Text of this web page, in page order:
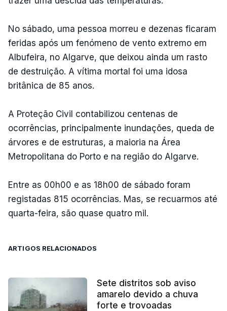
No sábado, uma pessoa morreu e dezenas ficaram
feridas após um fenómeno de vento extremo em
Albufeira, no Algarve, que deixou ainda um rasto
de destruição. A vítima mortal foi uma idosa
britânica de 85 anos.
A Proteção Civil contabilizou centenas de
ocorrências, principalmente inundações, queda de
árvores e de estruturas, a maioria na Área
Metropolitana do Porto e na região do Algarve.
Entre as 00h00 e as 18h00 de sábado foram
registadas 815 ocorrências. Mas, se recuarmos até
quarta-feira, são quase quatro mil.
ARTIGOS RELACIONADOS
Sete distritos sob aviso
amarelo devido a chuva
forte e trovoadas